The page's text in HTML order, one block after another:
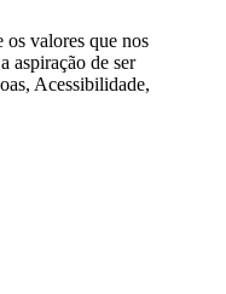
valores que nos
aspiração de ser
Acessibilidade,